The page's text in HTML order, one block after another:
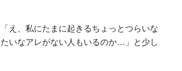
え、私にたまに起きるちょっとつらいな
いなアレがない人もいるのか…」と少し